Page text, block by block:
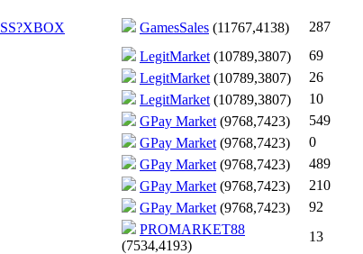
GamesSales (11767,4138) 287
LegitMarket (10789,3807) 69
LegitMarket (10789,3807) 26
LegitMarket (10789,3807) 10
GPay Market (9768,7423) 549
GPay Market (9768,7423) 0
GPay Market (9768,7423) 489
GPay Market (9768,7423) 210
GPay Market (9768,7423) 92
PROMARKET88
(7534,4193)
13